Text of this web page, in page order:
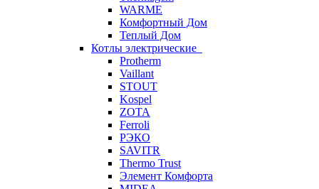
WARME
Комфортный Дом
Теплый Дом
Котлы электрические
Protherm
Vaillant
STOUT
Kospel
ZOTA
Ferroli
РЭКО
SAVITR
Thermo Trust
Элемент Комфорта